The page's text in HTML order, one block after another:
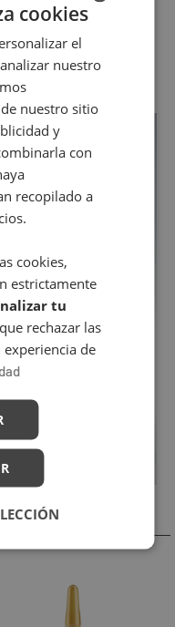
SPANISH
ENGLISH
cookies
el
nuestro
nuestro sitio
y
con
recopilado a
cookies,
estrictamente
tu
rechazar las
experiencia de